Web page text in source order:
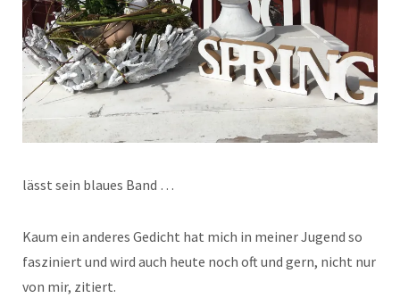
lässt sein blaues Band …
Kaum ein anderes Gedicht hat mich in meiner Jugend so
fasziniert und wird auch heute noch oft und gern, nicht nur
von mir, zitiert.